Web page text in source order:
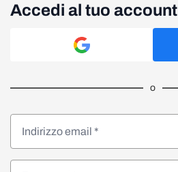
Accedi al tuo account
o